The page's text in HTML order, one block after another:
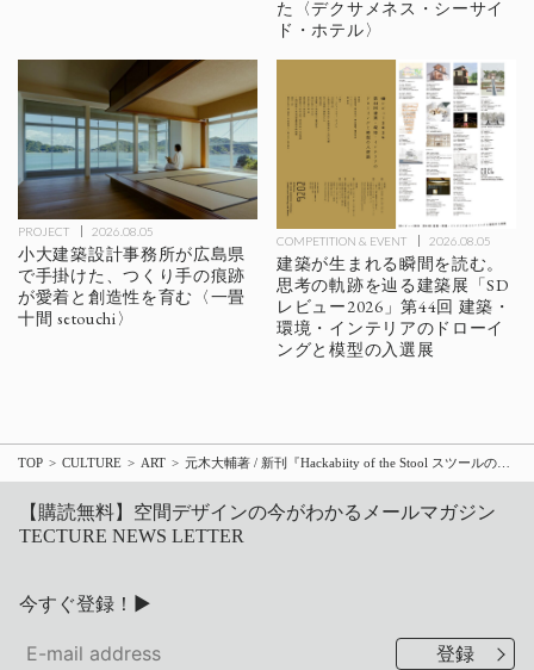
た〈デクサメネス・シーサイ
ド・ホテル〉
PROJECT 2026.08.05
小大建築設計事務所が広島県
で手掛けた、つくり手の痕跡
が愛着と創造性を育む〈一畳
十間 setouchi〉
COMPETITION & EVENT 2026.08.05
建築が生まれる瞬間を読む。
思考の軌跡を辿る建築展「SD
レビュー2026」第44回 建築・
環境・インテリアのドローイ
ングと模型の入選展
TOP CULTURE ART
【購読無料】空間デザインの今がわかるメールマガジン
TECTURE NEWS LETTER
今すぐ登録！▶